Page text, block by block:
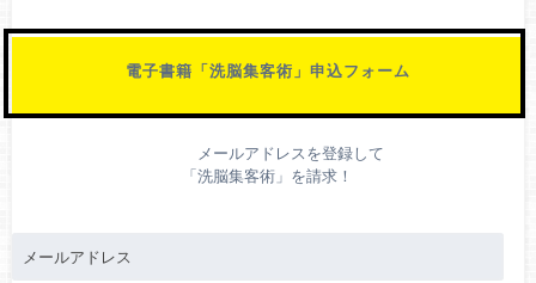
電子書籍「洗脳集客術」申込フォーム
メールアドレスを登録して
「洗脳集客術」を請求！